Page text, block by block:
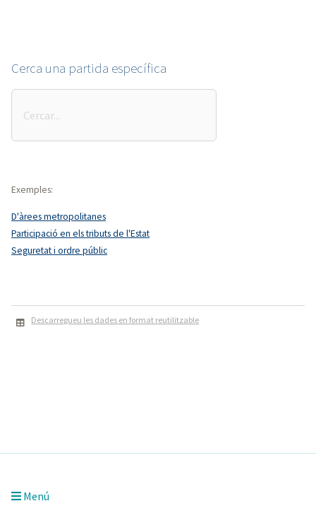
Cerca una partida específica
una
Exemples:
D'àrees metropolitanes
Participació en els tributs de l'Estat
Seguretat i ordre públic
Descarregueu les dades en format reutilitzable
Menú